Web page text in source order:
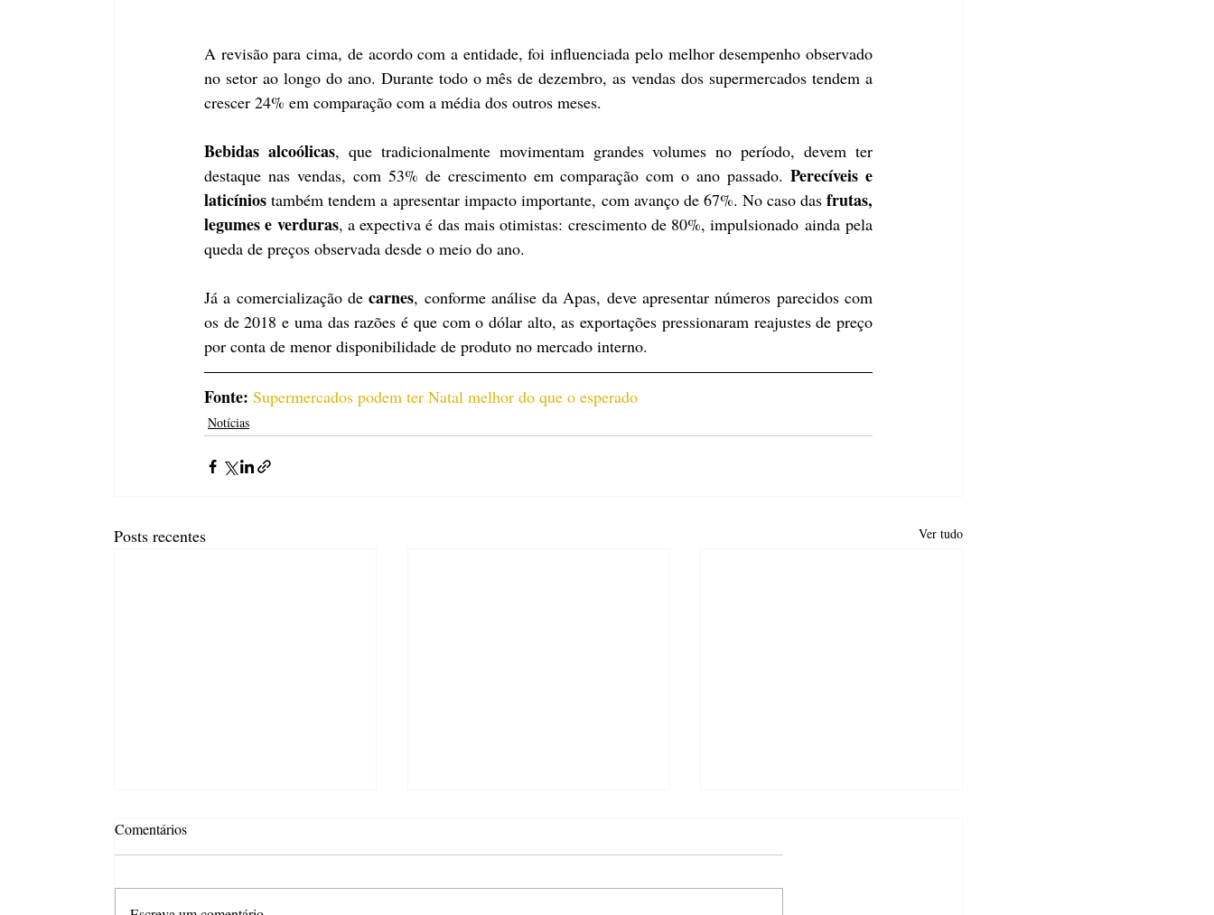
A revisão para cima, de acordo com a entidade, foi influenciada pelo melhor desempenho observado
no setor ao longo do ano. Durante todo o mês de dezembro, as vendas dos supermercados tendem a
crescer 24% em comparação com a média dos outros meses.
Bebidas alcoólicas, que tradicionalmente movimentam grandes volumes no período, devem ter
destaque nas vendas, com 53% de crescimento em comparação com o ano passado. Perecíveis e
laticínios também tendem a apresentar impacto importante, com avanço de 67%. No caso das frutas,
legumes e verduras, a expectiva é das mais otimistas: crescimento de 80%, impulsionado ainda pela
queda de preços observada desde o meio do ano.
Já a comercialização de carnes, conforme análise da Apas, deve apresentar números parecidos com
os de 2018 e uma das razões é que com o dólar alto, as exportações pressionaram reajustes de preço
por conta de menor disponibilidade de produto no mercado interno.
Fonte: Supermercados podem ter Natal melhor do que o esperado
Notícias
Posts recentes Ver tudo
Comentários